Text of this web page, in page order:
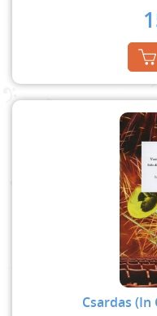
Csardas (In